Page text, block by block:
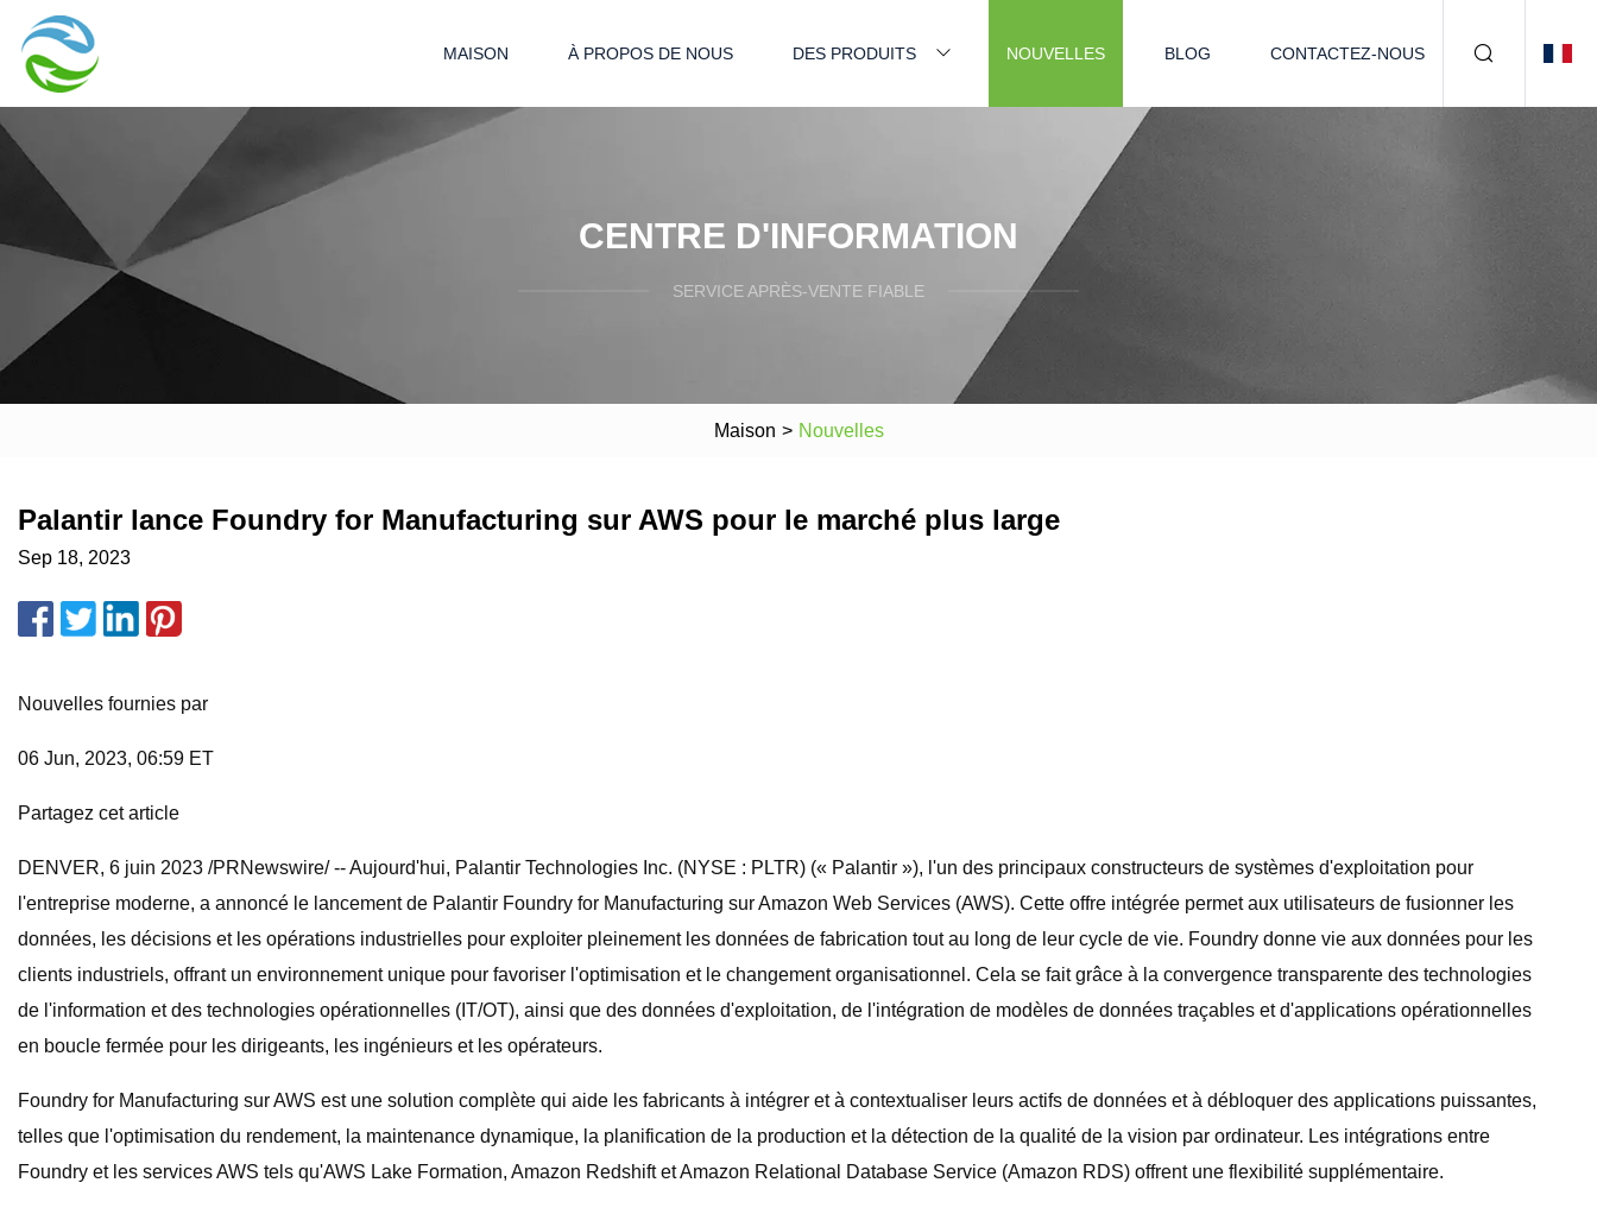
MAISON À PROPOS DE NOUS DES PRODUITS NOUVELLES BLOG CONTACTEZ-NOUS
CENTRE D'INFORMATION
SERVICE APRÈS-VENTE FIABLE
Maison > Nouvelles
Palantir lance Foundry for Manufacturing sur AWS pour le marché plus large
Sep 18, 2023
Nouvelles fournies par
06 Jun, 2023, 06:59 ET
Partagez cet article
DENVER, 6 juin 2023 /PRNewswire/ -- Aujourd'hui, Palantir Technologies Inc. (NYSE : PLTR) (« Palantir »), l'un des principaux constructeurs de systèmes d'exploitation pour
l'entreprise moderne, a annoncé le lancement de Palantir Foundry for Manufacturing sur Amazon Web Services (AWS). Cette offre intégrée permet aux utilisateurs de fusionner les
données, les décisions et les opérations industrielles pour exploiter pleinement les données de fabrication tout au long de leur cycle de vie. Foundry donne vie aux données pour les
clients industriels, offrant un environnement unique pour favoriser l'optimisation et le changement organisationnel. Cela se fait grâce à la convergence transparente des technologies
de l'information et des technologies opérationnelles (IT/OT), ainsi que des données d'exploitation, de l'intégration de modèles de données traçables et d'applications opérationnelles
en boucle fermée pour les dirigeants, les ingénieurs et les opérateurs.
Foundry for Manufacturing sur AWS est une solution complète qui aide les fabricants à intégrer et à contextualiser leurs actifs de données et à débloquer des applications puissantes,
telles que l'optimisation du rendement, la maintenance dynamique, la planification de la production et la détection de la qualité de la vision par ordinateur. Les intégrations entre
Foundry et les services AWS tels qu'AWS Lake Formation, Amazon Redshift et Amazon Relational Database Service (Amazon RDS) offrent une flexibilité supplémentaire.